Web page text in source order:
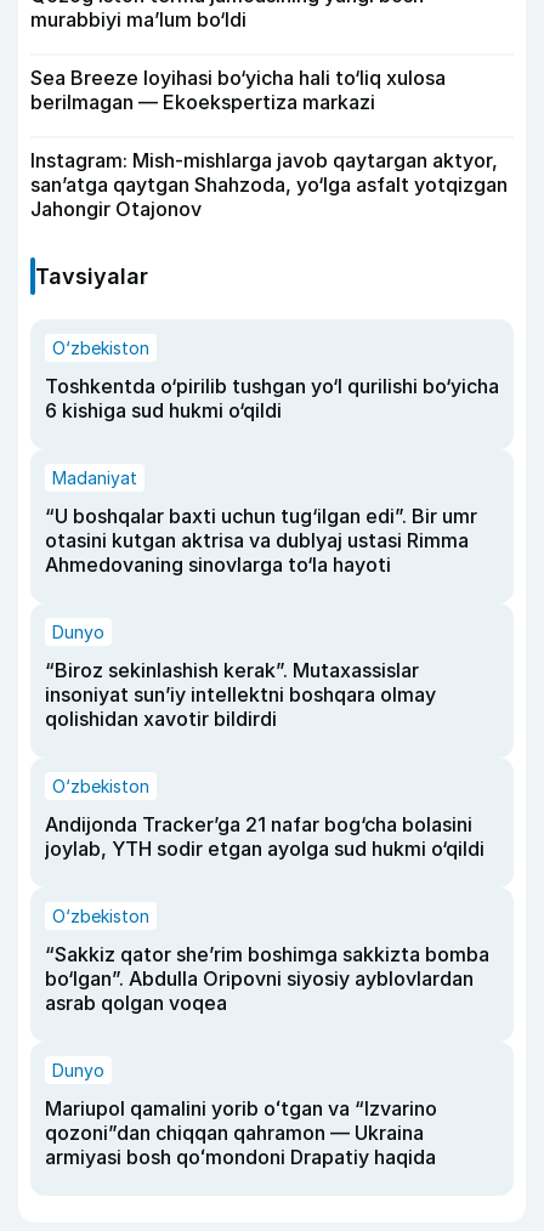
murabbiyi ma’lum bo‘ldi
Sea Breeze loyihasi bo‘yicha hali to‘liq xulosa
berilmagan — Ekoekspertiza markazi
Instagram: Mish-mishlarga javob qaytargan aktyor,
san’atga qaytgan Shahzoda, yo‘lga asfalt yotqizgan
Jahongir Otajonov
Tavsiyalar
O‘zbekiston
Toshkentda o‘pirilib tushgan yo‘l qurilishi bo‘yicha
6 kishiga sud hukmi o‘qildi
Madaniyat
“U boshqalar baxti uchun tug‘ilgan edi”. Bir umr
otasini kutgan aktrisa va dublyaj ustasi Rimma
Ahmedovaning sinovlarga to‘la hayoti
Dunyo
“Biroz sekinlashish kerak”. Mutaxassislar
insoniyat sun’iy intellektni boshqara olmay
qolishidan xavotir bildirdi
O‘zbekiston
Andijonda Tracker’ga 21 nafar bog‘cha bolasini
joylab, YTH sodir etgan ayolga sud hukmi o‘qildi
O‘zbekiston
“Sakkiz qator she’rim boshimga sakkizta bomba
bo‘lgan”. Abdulla Oripovni siyosiy ayblovlardan
asrab qolgan voqea
Dunyo
Mariupol qamalini yorib oʻtgan va “Izvarino
qozoni”dan chiqqan qahramon — Ukraina
armiyasi bosh qoʻmondoni Drapatiy haqida